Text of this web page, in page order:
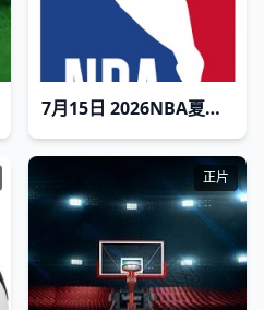
7月15日 2026NBA夏季联赛 掘金VS雷霆
正片